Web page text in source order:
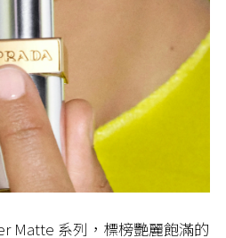
Matte 系列，標榜艷麗飽滿的